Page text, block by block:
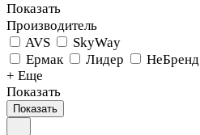
Показать
Производитель
AVS
SkyWay
Ермак
Лидер НеБренд
+ Еще
Показать
Показать